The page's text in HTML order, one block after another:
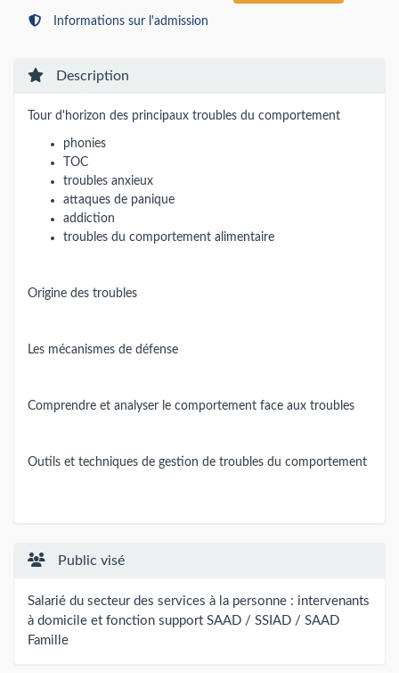
Informations sur l'admission
Description
Tour d'horizon des principaux troubles du comportement
phonies
TOC
troubles anxieux
attaques de panique
addiction
troubles du comportement alimentaire
Origine des troubles
Les mécanismes de défense
Comprendre et analyser le comportement face aux troubles
Outils et techniques de gestion de troubles du comportement
Public visé
Salarié du secteur des services à la personne : intervenants
à domicile et fonction support SAAD / SSIAD / SAAD
Famille